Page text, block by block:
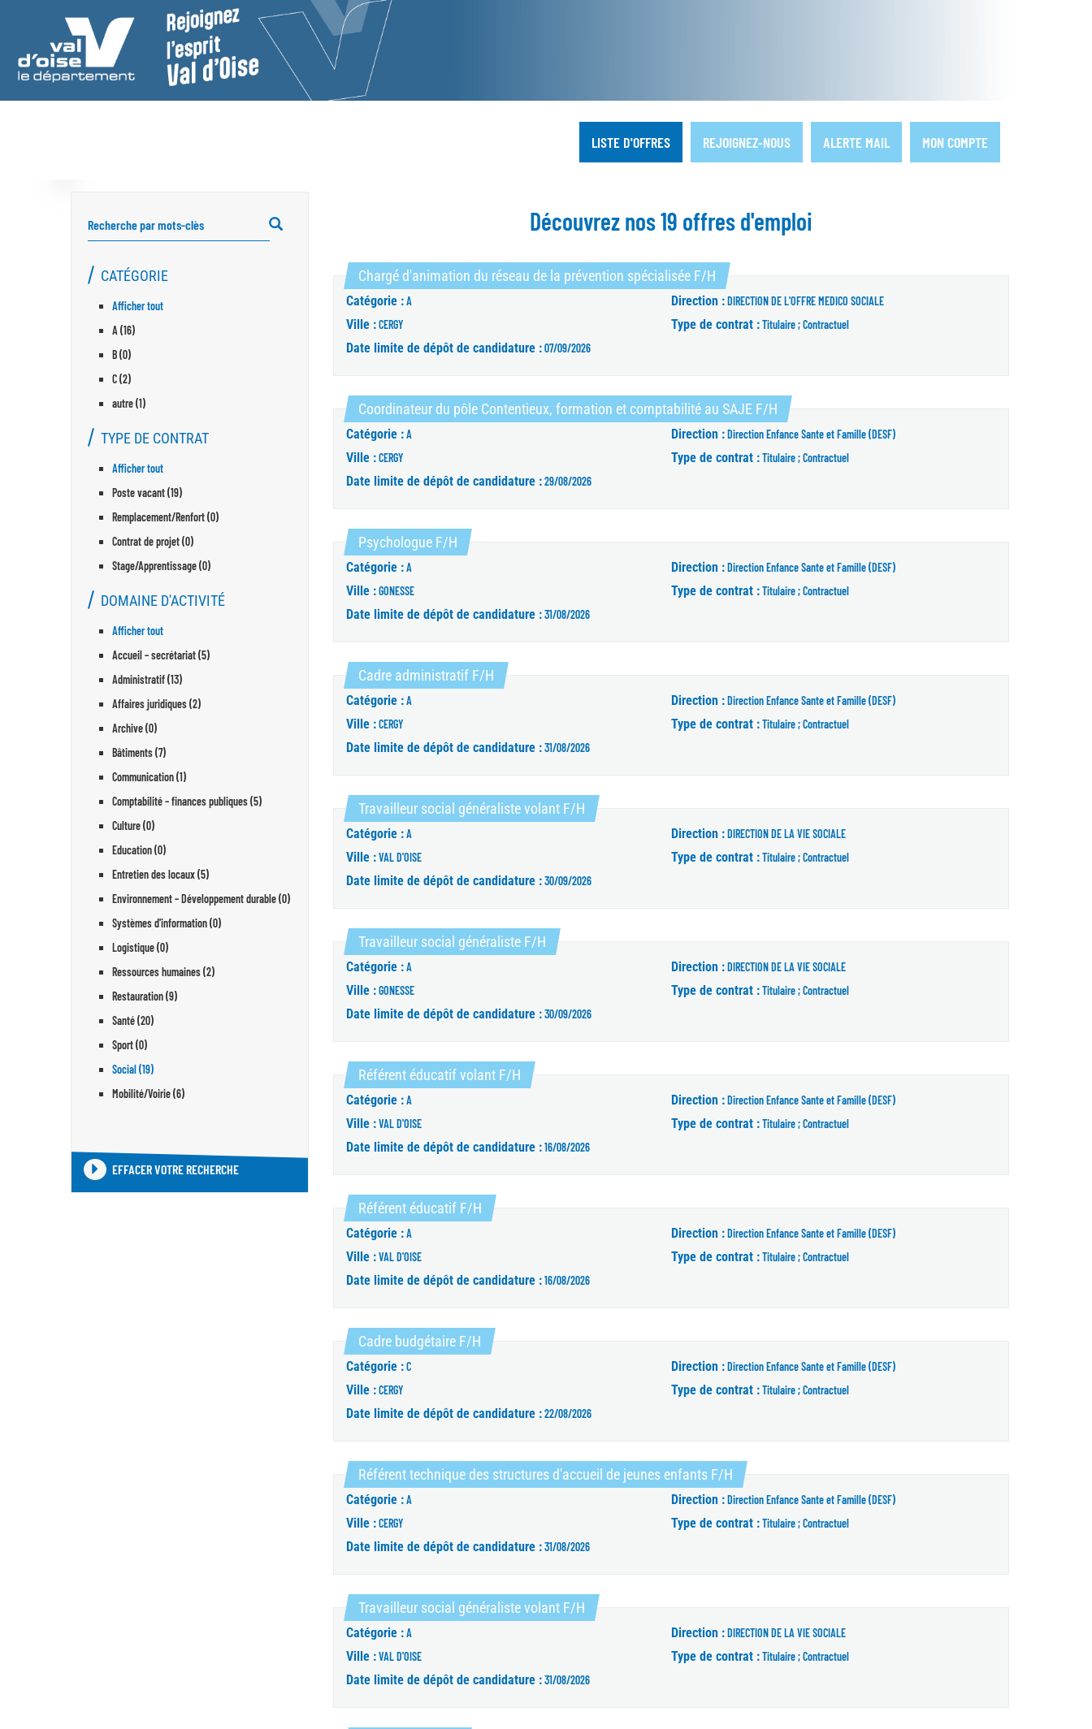
LISTE D'OFFRES REJOIGNEZ-NOUS ALERTE MAIL MON COMPTE
CATÉGORIE
Afficher tout
A (16)
B (0)
C (2)
autre (1)
TYPE DE CONTRAT
Afficher tout
Poste vacant (19)
Remplacement/Renfort (0)
Contrat de projet (0)
Stage/Apprentissage (0)
DOMAINE D'ACTIVITÉ
Afficher tout
Accueil – secrétariat (5)
Administratif (13)
Affaires juridiques (2)
Archive (0)
Bâtiments (7)
Communication (1)
Comptabilité – finances publiques (5)
Culture (0)
Education (0)
Entretien des locaux (5)
Environnement – Développement durable (0)
Systèmes d'information (0)
Logistique (0)
Ressources humaines (2)
Restauration (9)
Santé (20)
Sport (0)
Social (19)
Mobilité/Voirie (6)
EFFACER VOTRE RECHERCHE
Découvrez nos 19 offres d'emploi
Chargé d'animation du réseau de la prévention spécialisée F/H(Nouvelle fenêtre)
Catégorie : A Direction :DIRECTION DE L'OFFRE MEDICO SOCIALE
Ville : CERGY Type de contrat :Titulaire ; Contractuel
Date limite de dépôt de candidature : 07/09/2026
Coordinateur du pôle Contentieux, formation et comptabilité au SAJE F/H(Nouvelle fenêtre)
Catégorie : A Direction :Direction Enfance Sante et Famille (DESF)
Ville : CERGY Type de contrat :Titulaire ; Contractuel
Date limite de dépôt de candidature : 29/08/2026
Psychologue F/H(Nouvelle fenêtre)
Catégorie : A Direction :Direction Enfance Sante et Famille (DESF)
Ville : GONESSE Type de contrat :Titulaire ; Contractuel
Date limite de dépôt de candidature : 31/08/2026
Cadre administratif F/H(Nouvelle fenêtre)
Catégorie : A Direction :Direction Enfance Sante et Famille (DESF)
Ville : CERGY Type de contrat :Titulaire ; Contractuel
Date limite de dépôt de candidature : 31/08/2026
Travailleur social généraliste volant F/H(Nouvelle fenêtre)
Catégorie : A Direction :DIRECTION DE LA VIE SOCIALE
Ville : VAL D'OISE Type de contrat :Titulaire ; Contractuel
Date limite de dépôt de candidature : 30/09/2026
Travailleur social généraliste F/H(Nouvelle fenêtre)
Catégorie : A Direction :DIRECTION DE LA VIE SOCIALE
Ville : GONESSE Type de contrat :Titulaire ; Contractuel
Date limite de dépôt de candidature : 30/09/2026
Référent éducatif volant F/H(Nouvelle fenêtre)
Catégorie : A Direction :Direction Enfance Sante et Famille (DESF)
Ville : VAL D'OISE Type de contrat :Titulaire ; Contractuel
Date limite de dépôt de candidature : 16/08/2026
Référent éducatif F/H(Nouvelle fenêtre)
Catégorie : A Direction :Direction Enfance Sante et Famille (DESF)
Ville : VAL D'OISE Type de contrat :Titulaire ; Contractuel
Date limite de dépôt de candidature : 16/08/2026
Cadre budgétaire F/H(Nouvelle fenêtre)
Catégorie : C Direction :Direction Enfance Sante et Famille (DESF)
Ville : CERGY Type de contrat :Titulaire ; Contractuel
Date limite de dépôt de candidature : 22/08/2026
Référent technique des structures d'accueil de jeunes enfants F/H(Nouvelle fenêtre)
Catégorie : A Direction :Direction Enfance Sante et Famille (DESF)
Ville : CERGY Type de contrat :Titulaire ; Contractuel
Date limite de dépôt de candidature : 31/08/2026
Travailleur social généraliste volant F/H(Nouvelle fenêtre)
Catégorie : A Direction :DIRECTION DE LA VIE SOCIALE
Ville : VAL D'OISE Type de contrat :Titulaire ; Contractuel
Date limite de dépôt de candidature : 31/08/2026